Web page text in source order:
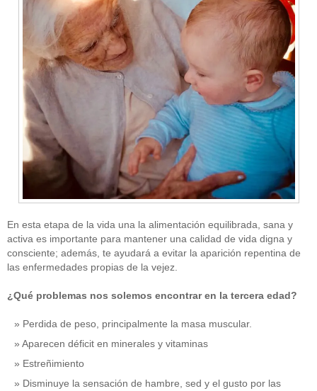
En esta etapa de la vida una la alimentación equilibrada, sana y
activa es importante para mantener una calidad de vida digna y
consciente; además, te ayudará a evitar la aparición repentina de
las enfermedades propias de la vejez.
¿Qué problemas nos solemos encontrar en la tercera edad?
Perdida de peso, principalmente la masa muscular.
Aparecen déficit en minerales y vitaminas
Estreñimiento
Disminuye la sensación de hambre, sed y el gusto por las